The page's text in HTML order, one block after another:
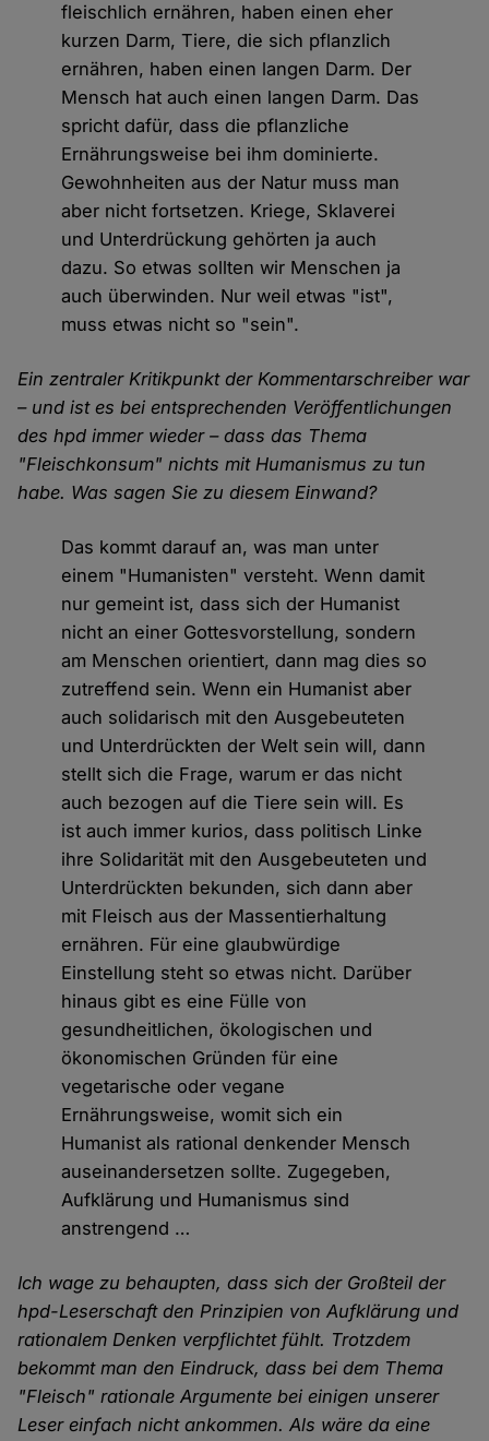
fleischlich ernähren, haben einen eher
kurzen Darm, Tiere, die sich pflanzlich
ernähren, haben einen langen Darm. Der
Mensch hat auch einen langen Darm. Das
spricht dafür, dass die pflanzliche
Ernährungsweise bei ihm dominierte.
Gewohnheiten aus der Natur muss man
aber nicht fortsetzen. Kriege, Sklaverei
und Unterdrückung gehörten ja auch
dazu. So etwas sollten wir Menschen ja
auch überwinden. Nur weil etwas "ist",
muss etwas nicht so "sein".
Ein zentraler Kritikpunkt der Kommentarschreiber war
– und ist es bei entsprechenden Veröffentlichungen
des hpd immer wieder – dass das Thema
"Fleischkonsum" nichts mit Humanismus zu tun
habe. Was sagen Sie zu diesem Einwand?
Das kommt darauf an, was man unter
einem "Humanisten" versteht. Wenn damit
nur gemeint ist, dass sich der Humanist
nicht an einer Gottesvorstellung, sondern
am Menschen orientiert, dann mag dies so
zutreffend sein. Wenn ein Humanist aber
auch solidarisch mit den Ausgebeuteten
und Unterdrückten der Welt sein will, dann
stellt sich die Frage, warum er das nicht
auch bezogen auf die Tiere sein will. Es
ist auch immer kurios, dass politisch Linke
ihre Solidarität mit den Ausgebeuteten und
Unterdrückten bekunden, sich dann aber
mit Fleisch aus der Massentierhaltung
ernähren. Für eine glaubwürdige
Einstellung steht so etwas nicht. Darüber
hinaus gibt es eine Fülle von
gesundheitlichen, ökologischen und
ökonomischen Gründen für eine
vegetarische oder vegane
Ernährungsweise, womit sich ein
Humanist als rational denkender Mensch
auseinandersetzen sollte. Zugegeben,
Aufklärung und Humanismus sind
anstrengend …
Ich wage zu behaupten, dass sich der Großteil der
hpd-Leserschaft den Prinzipien von Aufklärung und
rationalem Denken verpflichtet fühlt. Trotzdem
bekommt man den Eindruck, dass bei dem Thema
"Fleisch" rationale Argumente bei einigen unserer
Leser einfach nicht ankommen. Als wäre da eine